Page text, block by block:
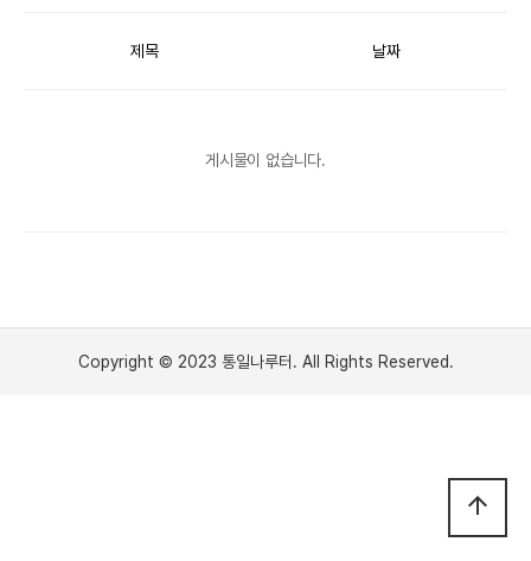
제목 날짜
게시물이 없습니다.
Copyright © 2023 통일나루터. All Rights Reserved.
arrow_upward